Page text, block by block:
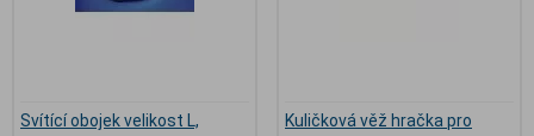
Svítící obojek velikost L,
Kuličková věž hračka pro